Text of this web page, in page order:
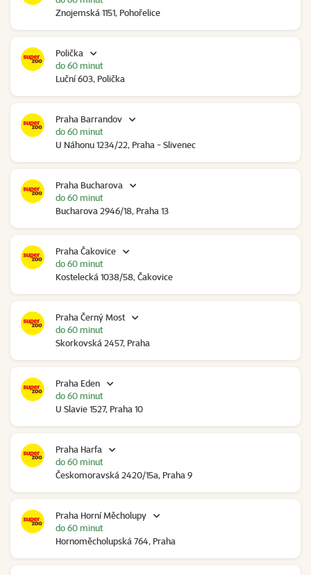
Znojemská 1151, Pohořelice
Polička
Luční 603, Polička
do 60 minut
Praha Barrandov
U Náhonu 1234/22, Praha - Slivenec
do 60 minut
Praha Bucharova
Bucharova 2946/18, Praha 13
do 60 minut
Praha Čakovice
Kostelecká 1038/58, Čakovice
do 60 minut
Praha Černý Most
Skorkovská 2457, Praha
do 60 minut
Praha Eden
U Slavie 1527, Praha 10
do 60 minut
Praha Harfa
Českomoravská 2420/15a, Praha 9
do 60 minut
Praha Horní Měcholupy
Hornoměcholupská 764, Praha
do 60 minut